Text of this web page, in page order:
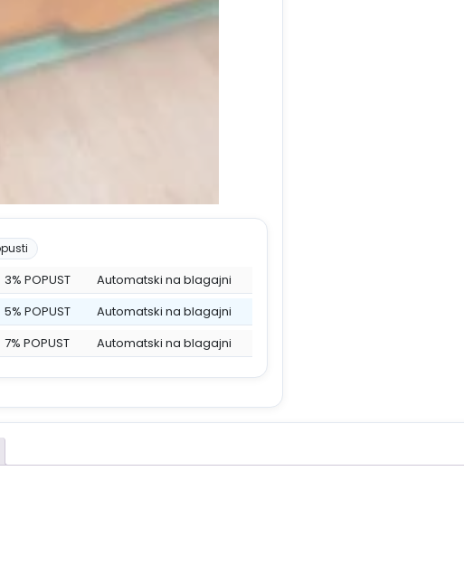
3% POPUST
Automatski na blagajni
5% POPUST
Automatski na blagajni
7% POPUST Automatski na blagajni